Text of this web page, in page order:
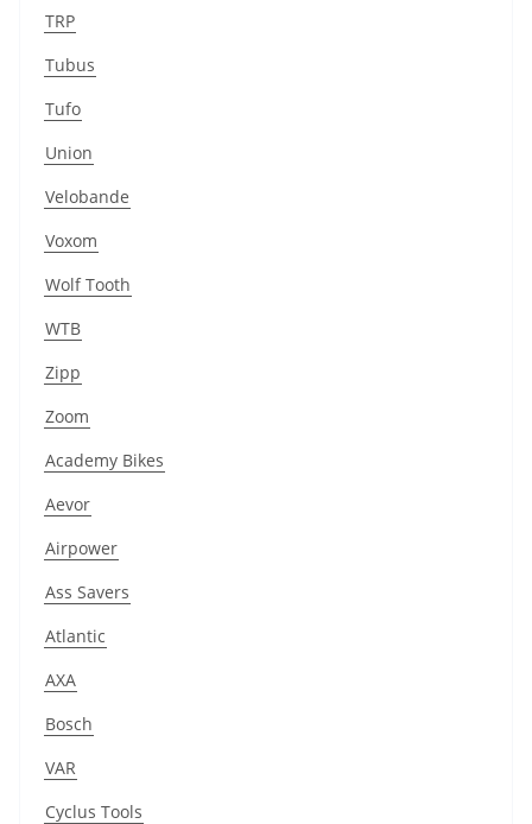
TRP
Tubus
Tufo
Union
Velobande
Voxom
Wolf Tooth
WTB
Zipp
Zoom
Academy Bikes
Aevor
Airpower
Ass Savers
Atlantic
AXA
Bosch
VAR
Cyclus Tools